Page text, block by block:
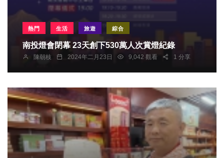
熱門 生活 旅遊 綜合
南投燈會閉幕 23天創下530萬人次賞燈紀錄
陳朝枝 2024年二月23日 9,042 觀看 1 分享